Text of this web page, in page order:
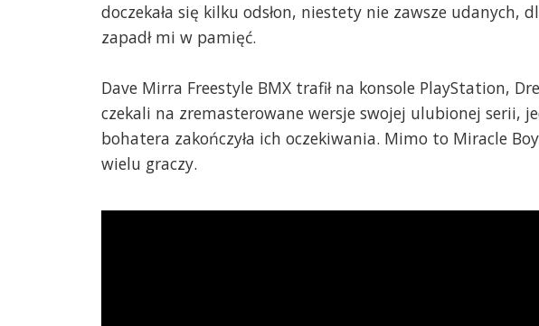
doczekała się kilku odsłon, niestety nie zawsze
zapadł mi w pamięć.
Dave Mirra Freestyle BMX trafił na konsole PlayStation,
czekali na zremasterowane wersje swojej ulubionej serii,
bohatera zakończyła ich oczekiwania. Mimo to Miracle
wielu graczy.